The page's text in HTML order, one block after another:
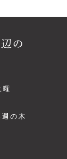
の
の木